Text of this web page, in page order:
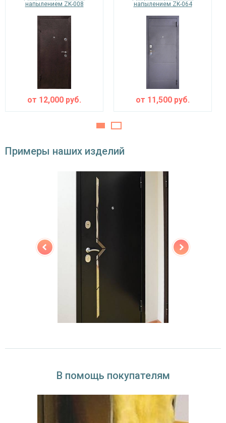
Изоляционные материалы
теплоизоляция
минераловатная плита URSA или пенопласт
Направление
открывания
левое / правое (на выбор)
напылением ZK-008
от 12,000 руб.
напылением ZK-064
от 11,500 руб.
Примеры наших изделий
В помощь покупателям